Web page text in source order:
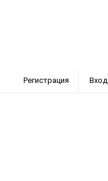
Регистрация Вход